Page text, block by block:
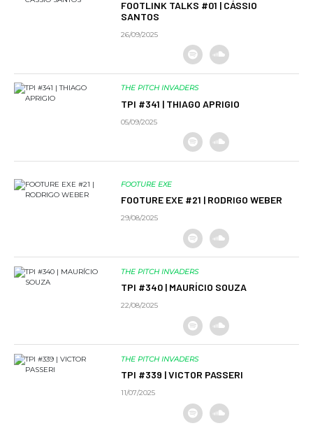
FOOTLINK TALKS #01 | CÁSSIO
SANTOS
26/09/2025
THE PITCH INVADERS
TPI #341 | THIAGO APRIGIO
05/09/2025
FOOTURE EXE
FOOTURE EXE #21 | RODRIGO WEBER
29/08/2025
THE PITCH INVADERS
TPI #340 | MAURÍCIO SOUZA
22/08/2025
THE PITCH INVADERS
TPI #339 | VICTOR PASSERI
11/07/2025